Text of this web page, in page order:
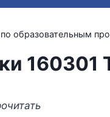
образовательным